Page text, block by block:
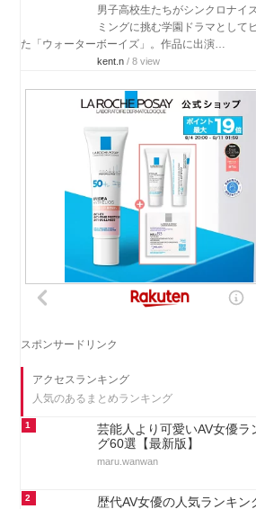
男子高校生たちがシンクロナイ
ミングに挑む学園ドラマとして
た「ウォーターボーイズ」。作品に出演…
kent.n / 8 view
スポンサードリンク
アクセスランキング
人気のあるまとめランキング
1
芸能人より可愛いAV女優ラ
グ60選【最新版】
maru.wanwan
2
歴代AV女優の人気ランキン